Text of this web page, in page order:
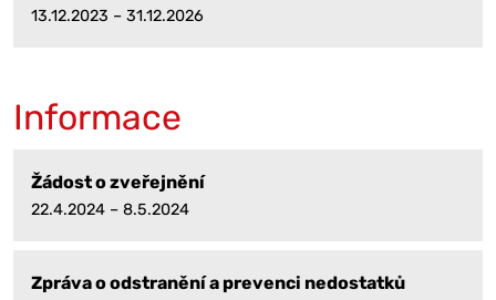
13.12.2023 – 31.12.2026
Informace
Žádost o zveřejnění
22.4.2024 – 8.5.2024
Zpráva o odstranění a prevenci nedostatků